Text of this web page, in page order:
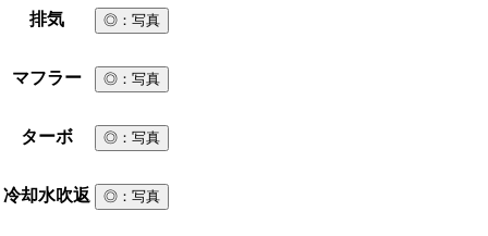
排気 ◎ ：写真
マフラー ◎ ：写真
ターボ ◎ ：写真
冷却水吹返 ◎ ：写真